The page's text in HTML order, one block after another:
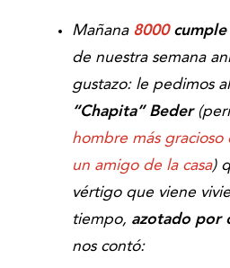
Mañana 8000cumple
de nuestra semana
gustazo: le pedimos
“Chapita” Beder
hombre más gracioso
un amigo de la casa)
vértigo que viene
tiempo, azotado por
nos contó: